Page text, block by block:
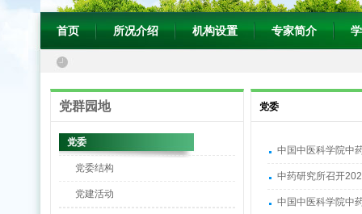
首页 所况介绍 机构设置 专家简介
党群园地
党委
党委结构
党建活动
党委
中国中医科学院中
中药研究所召开
中国中医科学院中